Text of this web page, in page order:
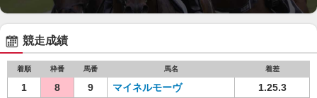
競走成績
着順 枠番 馬番 馬名 着差
1 8 9 マイネルモーヴ
1.25.3